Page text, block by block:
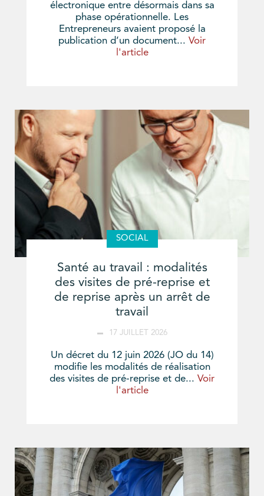
électronique entre désormais dans sa
phase opérationnelle. Les
Entrepreneurs avaient proposé la
publication d’un document... Voir
l'article
SOCIAL
Santé au travail : modalités
des visites de pré-reprise et
de reprise après un arrêt de
travail
17 JUILLET 2026
Un décret du 12 juin 2026 (JO du 14)
modifie les modalités de réalisation
des visites de pré-reprise et de... Voir
l'article